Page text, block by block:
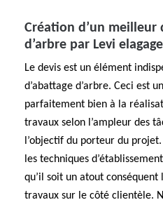
Création d’un meilleur
d’arbre par Levi elagage
Le devis est un élément
d’abattage d’arbre. Ceci est
parfaitement bien à la
travaux selon l’ampleur des
l’objectif du porteur du
les techniques
qu’il soit un atout
travaux sur le côté clientèle.